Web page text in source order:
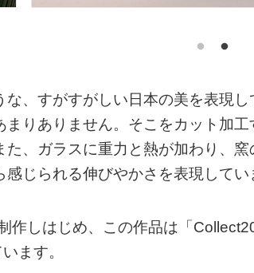
、すがすがしい日本の美を表現し
りありません。そこをカット加
、ガラスに重力と熱が加わり、
じられる伸びやかさを表現してい
作しはじめ、この作品は「
ます。